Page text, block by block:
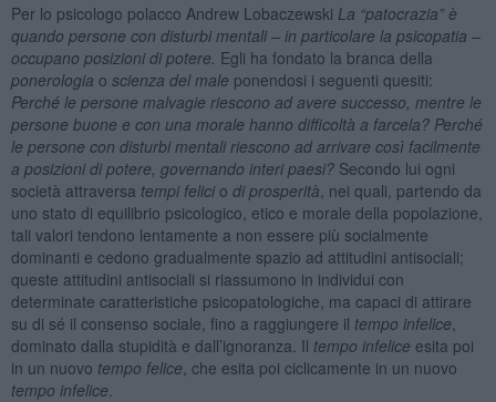
Per lo psicologo polacco Andrew Lobaczewski La “patocrazia” è
quando persone con disturbi mentali – in particolare la psicopatia –
occupano posizioni di potere. Egli ha fondato la branca della
ponerologia o scienza del male ponendosi i seguenti quesiti:
Perché le persone malvagie riescono ad avere successo, mentre le
persone buone e con una morale hanno difficoltà a farcela? Perché
le persone con disturbi mentali riescono ad arrivare così facilmente
a posizioni di potere, governando interi paesi?Secondo lui ogni
società attraversa tempi felicio di prosperità , nei quali, partendo da
uno stato di equilibrio psicologico, etico e morale della popolazione,
tali valori tendono lentamente a non essere più socialmente
dominanti e cedono gradualmente spazio ad attitudini antisociali;
queste attitudini antisociali si riassumono in individui con
determinate caratteristiche psicopatologiche, ma capaci di attirare
su di sé il consenso sociale, fino a raggiungere il tempo infelice
dominato dalla stupidità e dall’ignoranza. Il tempo infelice esita poi
in un nuovo tempo felice , che esita poi ciclicamente in un nuovo
tempo infelice